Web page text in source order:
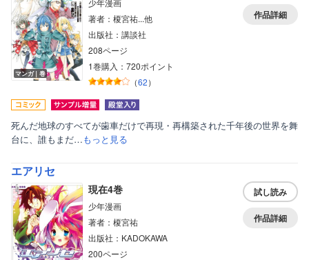
マンガ｜巻
著者：榎宮祐...他
出版社：講談社
208ページ
1巻購入：720ポイント
（62）
作品詳細
死んだ地球のすべてが歯車だけで再現・再構築された千年後の世界を舞
台に、誰もまだ…もっと見る
エアリセ
現在4巻
少年漫画
著者：榎宮祐
出版社：KADOKAWA
200ページ
試し読み
作品詳細
美女・美少女
女性写真集